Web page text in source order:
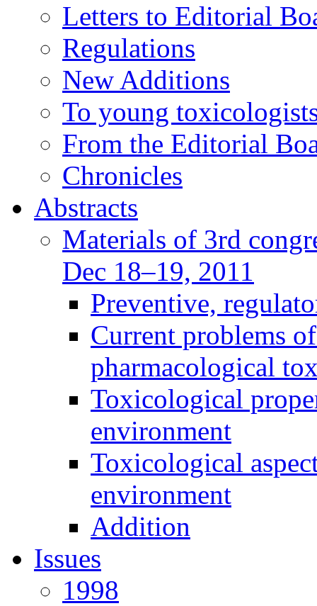
Letters to Editorial
Regulations
New Additions
To young
From the Editorial
Chronicles
Abstracts
Materials of 3rd
Dec 18–19, 2011
Preventive,
Current problems
pharmacological
Toxicological
environment
Toxicological
environment
Addition
Issues
1998